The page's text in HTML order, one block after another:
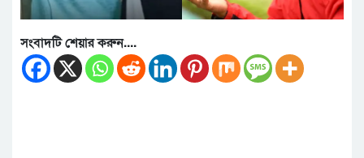
সংবাদটি শেয়ার করুন....